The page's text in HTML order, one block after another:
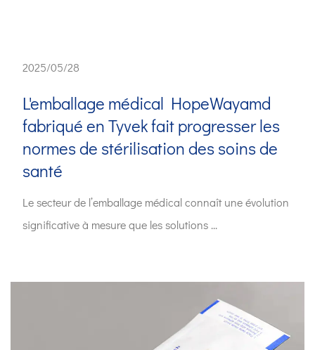
2025/05/28
L'emballage médical HopeWayamd
fabriqué en Tyvek fait progresser les
normes de stérilisation des soins de
santé
Le secteur de l’emballage médical connaît une évolution
significative à mesure que les solutions ...